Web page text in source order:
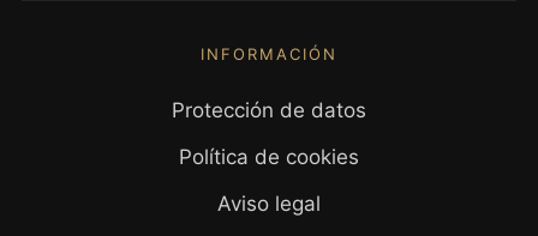
INFORMACIÓN
Protección de datos
Política de cookies
Aviso legal